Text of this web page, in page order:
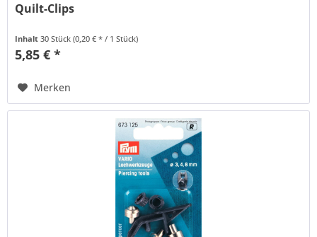
Quilt-Clips
Inhalt30 Stück(0,20 € * / 1 Stück)
5,85 € *
Merken